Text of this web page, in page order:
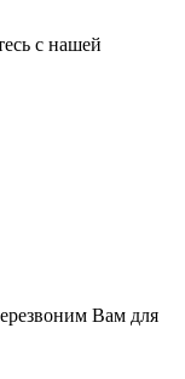
с нашей
Вам для